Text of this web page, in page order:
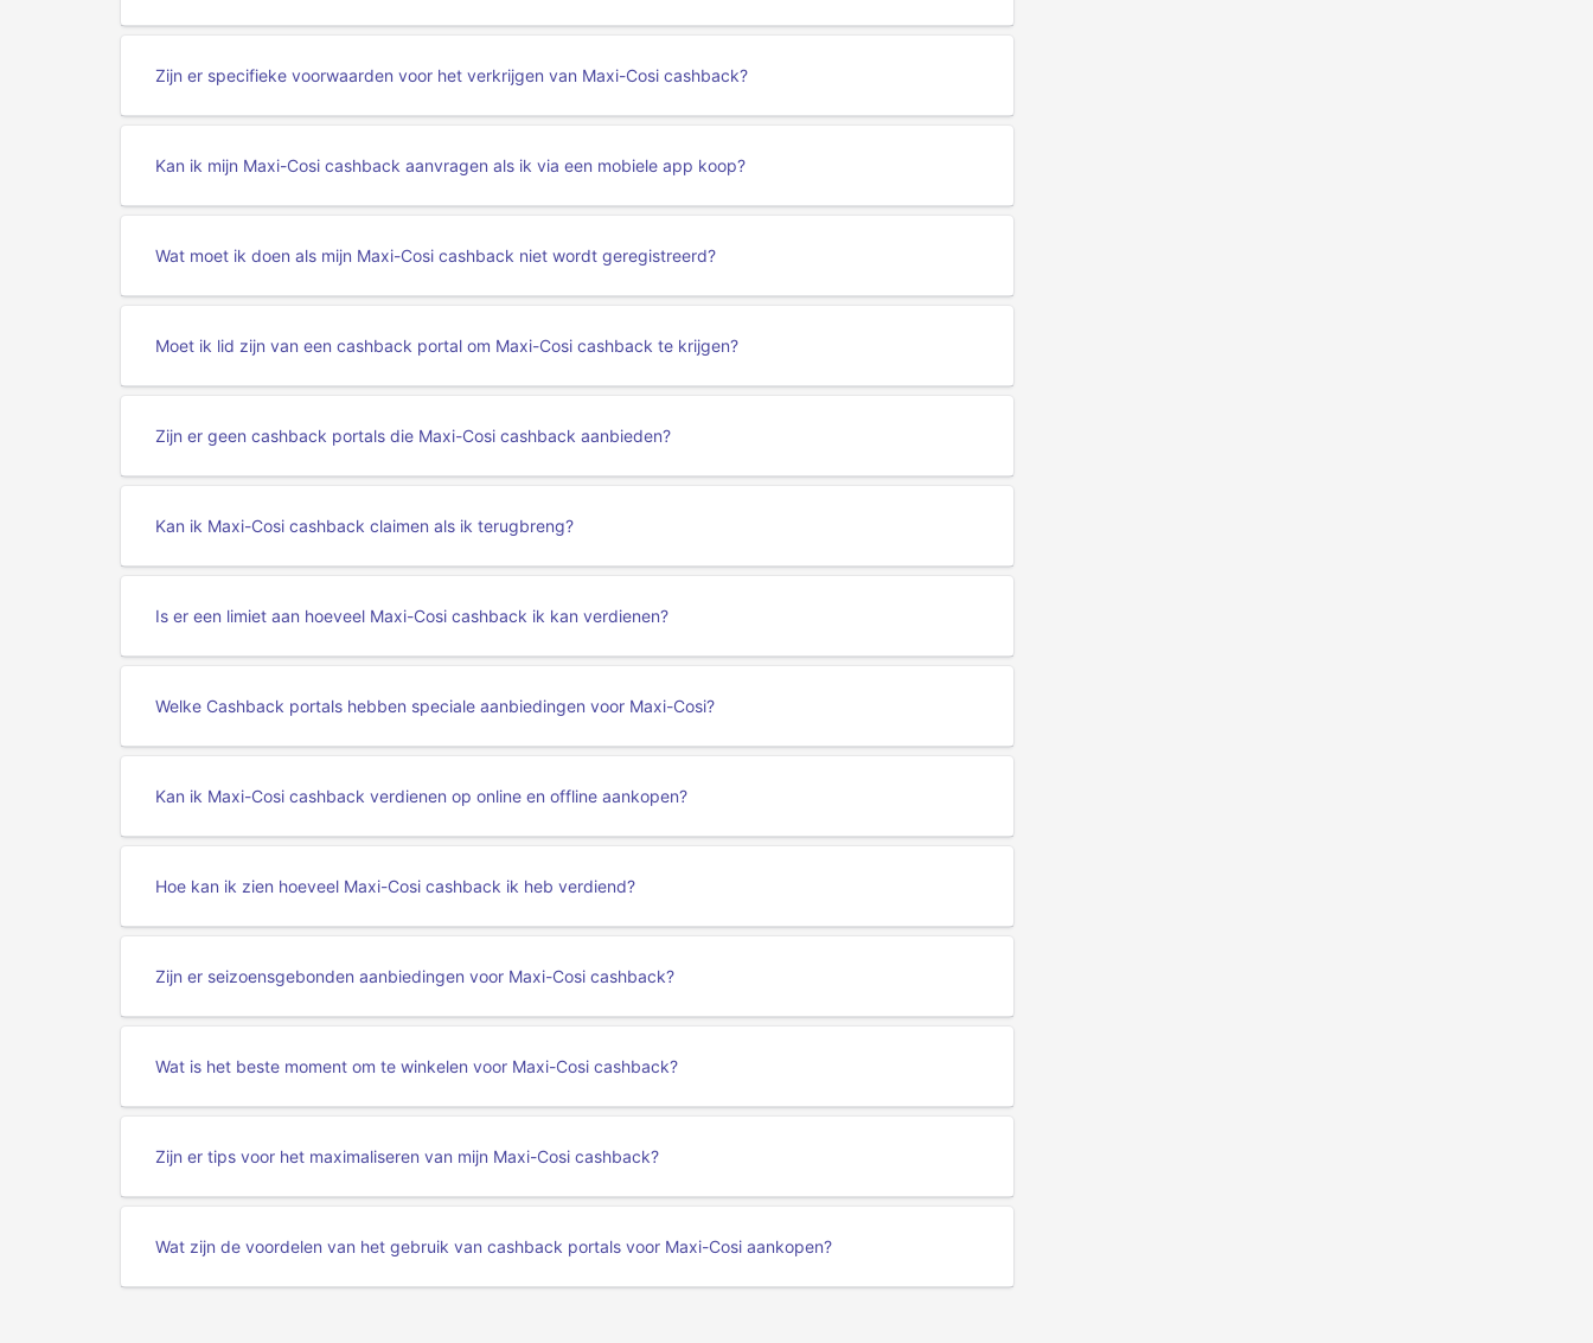
Zijn er specifieke voorwaarden voor het verkrijgen van Maxi-Cosi cashback?
Kan ik mijn Maxi-Cosi cashback aanvragen als ik via een mobiele app koop?
Wat moet ik doen als mijn Maxi-Cosi cashback niet wordt geregistreerd?
Moet ik lid zijn van een cashback portal om Maxi-Cosi cashback te krijgen?
Zijn er geen cashback portals die Maxi-Cosi cashback aanbieden?
Kan ik Maxi-Cosi cashback claimen als ik terugbreng?
Is er een limiet aan hoeveel Maxi-Cosi cashback ik kan verdienen?
Welke Cashback portals hebben speciale aanbiedingen voor Maxi-Cosi?
Kan ik Maxi-Cosi cashback verdienen op online en offline aankopen?
Hoe kan ik zien hoeveel Maxi-Cosi cashback ik heb verdiend?
Zijn er seizoensgebonden aanbiedingen voor Maxi-Cosi cashback?
Wat is het beste moment om te winkelen voor Maxi-Cosi cashback?
Zijn er tips voor het maximaliseren van mijn Maxi-Cosi cashback?
Wat zijn de voordelen van het gebruik van cashback portals voor Maxi-Cosi aankopen?